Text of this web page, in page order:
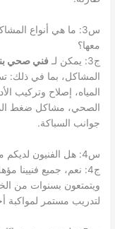
س3: ما هي أنواع
معها؟
ج3: يمكن لـ
فني صحي
المشاكل، بما في ذلك:
المياه، إصلاح وتركيب
الصحي، مشاكل ضغط
جوانب السباكة.
س4: هل الفنيون لديكم مرخصون ومؤهلون؟
ج4: نعم، جميع فنيينا
ويتمتعون بسنوات من
لتدريب مستمر لمواكبة